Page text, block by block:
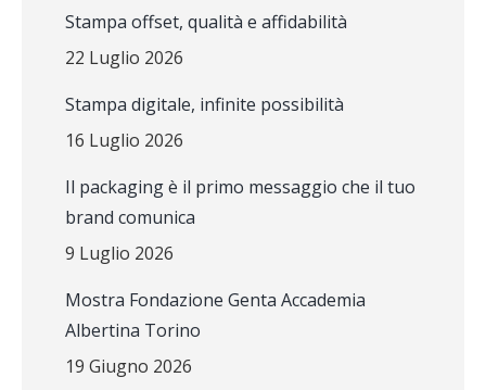
Stampa offset, qualità e affidabilità
22 Luglio 2026
Stampa digitale, infinite possibilità
16 Luglio 2026
Il packaging è il primo messaggio che il tuo
brand comunica
9 Luglio 2026
Mostra Fondazione Genta Accademia
Albertina Torino
19 Giugno 2026